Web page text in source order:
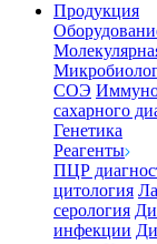
Продукция
СОЭ
сахарного
Генетика
Реагенты
ПЦР
цитология
серология
инфекции